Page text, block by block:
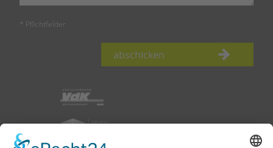
* Pflichtfelder
abschicken